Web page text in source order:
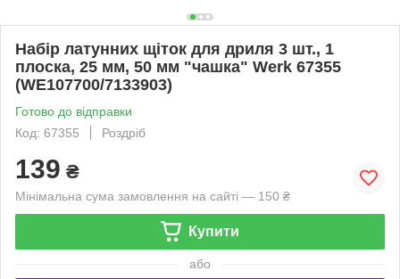
Набір латунних щіток для дриля 3 шт., 1
плоска, 25 мм, 50 мм "чашка" Werk 67355
(WE107700/7133903)
Готово до відправки
Код: 67355
Роздріб
139 ₴
Мінімальна сума замовлення на сайті — 150 ₴
Купити
або